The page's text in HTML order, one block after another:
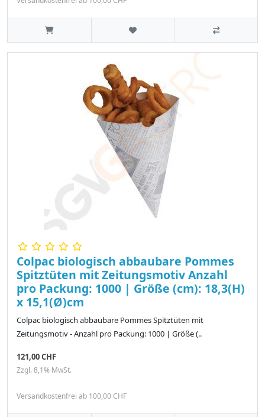
Colpac biologisch abbaubare Pommes
Spitztüten mit Zeitungsmotiv Anzahl
pro Packung: 1000 | Größe (cm): 18,3(H)
x 15,1(Ø)cm
Colpac biologisch abbaubare Pommes Spitztüten mit
Zeitungsmotiv - Anzahl pro Packung: 1000 | Größe (..
121,00 CHF
Zzgl. 8,1% MwSt.
Versandkostenfrei ab 100,00 CHF